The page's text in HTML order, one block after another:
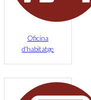
Oficina
d'habitatge